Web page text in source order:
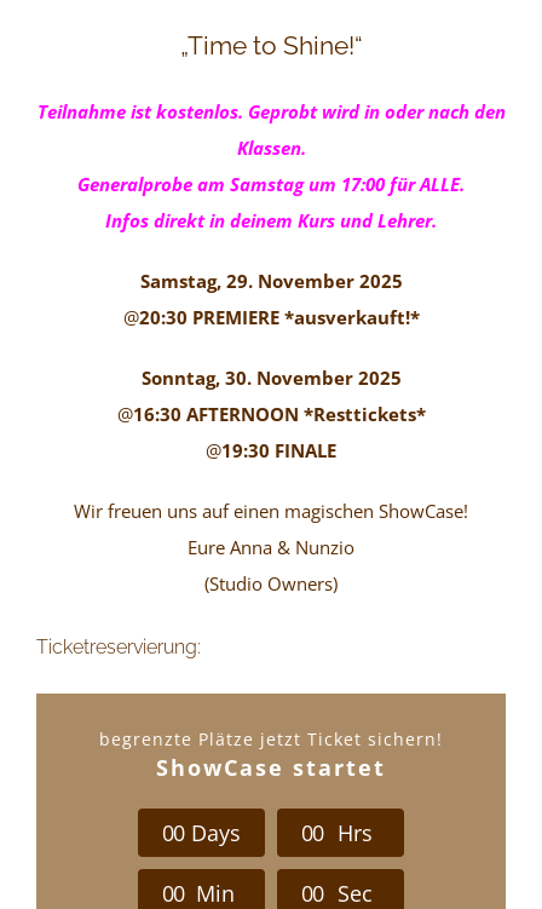
„Time to Shine!“
Teilnahme ist kostenlos. Geprobt wird in oder nach den
Klassen.
Generalprobe am Samstag um 17:00 für ALLE.
Infos direkt in deinem Kurs und Lehrer.
Samstag, 29. November 2025
@20:30 PREMIERE *ausverkauft!*
Sonntag, 30. November 2025
@16:30 AFTERNOON *Resttickets*
@19:30 FINALE
Wir freuen uns auf einen magischen ShowCase!
Eure Anna & Nunzio
(Studio Owners)
Ticketreservierung:
begrenzte Plätze jetzt Ticket sichern!
ShowCase startet
00 Days 00 Hrs
00 Min 00 Sec